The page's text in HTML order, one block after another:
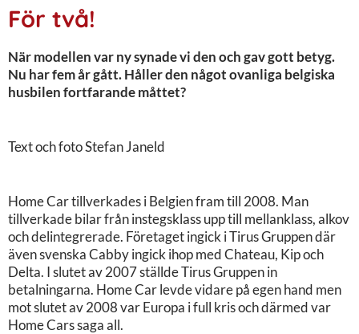
För två!
När modellen var ny synade vi den och gav gott betyg.
Nu har fem år gått. Håller den något ovanliga belgiska
husbilen fortfarande måttet?
Text och foto Stefan Janeld
Home Car tillverkades i Belgien fram till 2008. Man
tillverkade bilar från instegsklass upp till mellanklass, alkov
och delintegrerade. Företaget ingick i Tirus Gruppen där
även svenska Cabby ingick ihop med Chateau, Kip och
Delta. I slutet av 2007 ställde Tirus Gruppen in
betalningarna. Home Car levde vidare på egen hand men
mot slutet av 2008 var Europa i full kris och därmed var
Home Cars saga all.